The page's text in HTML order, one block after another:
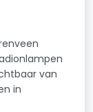
van
in